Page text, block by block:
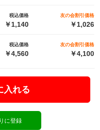
税込価格
￥1,140
友の会割引価格
￥1,026
税込価格
￥4,560
友の会割引価格
￥4,100
入れる
に登録